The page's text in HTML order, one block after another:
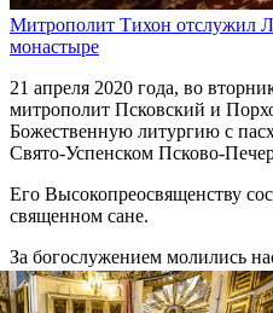
Митрополит Тихон отслужил
монастыре
21 апреля 2020 года, во
митрополит Псковский и
Божественную литургию с
Свято-Успенском Псково-
Его Высокопреосвященству
священном сане.
За богослужением молились
Распечатать